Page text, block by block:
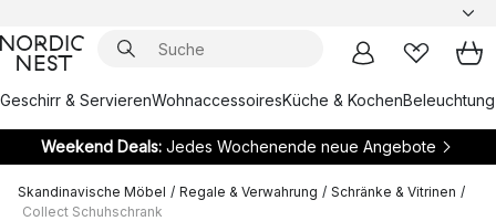
Geschirr & ServierenWohnaccessoiresKüche & KochenBeleuchtung
Weekend Deals:Jedes Wochenende neue Angebote
Skandinavische Möbel / Regale & Verwahrung / Schränke & Vitrinen /
Collect Schuhschrank